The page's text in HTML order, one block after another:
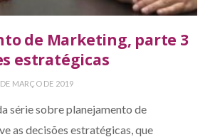
de Marketing, parte 3
estratégicas
MARÇO DE 2019
série sobre planejamento de
as decisões estratégicas, que